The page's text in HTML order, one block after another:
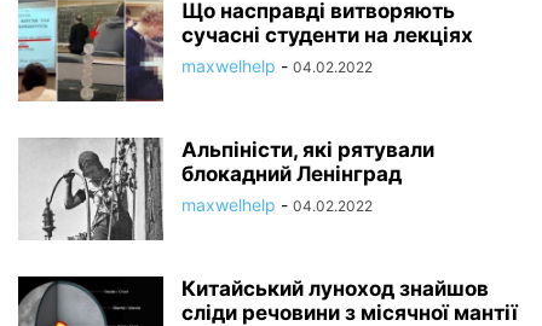
Що насправді витворяють
сучасні студенти на лекціях
maxwelhelp - 04.02.2022
Альпіністи, які рятували
блокадний Ленінград
maxwelhelp - 04.02.2022
Китайський луноход знайшов
сліди речовини з місячної мантії